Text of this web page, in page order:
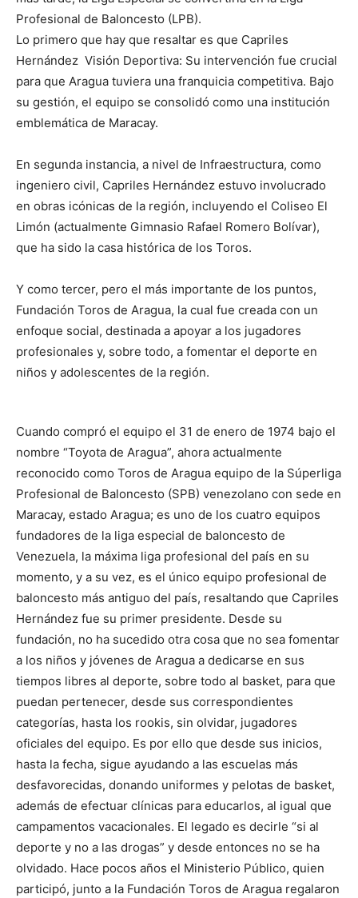
Profesional de Baloncesto (LPB).
Lo primero que hay que resaltar es que Capriles
Hernández Visión Deportiva: Su intervención fue crucial
para que Aragua tuviera una franquicia competitiva. Bajo
su gestión, el equipo se consolidó como una institución
emblemática de Maracay.
En segunda instancia, a nivel de Infraestructura, como
ingeniero civil, Capriles Hernández estuvo involucrado
en obras icónicas de la región, incluyendo el Coliseo El
Limón (actualmente Gimnasio Rafael Romero Bolívar),
que ha sido la casa histórica de los Toros.
Y como tercer, pero el más importante de los puntos,
Fundación Toros de Aragua, la cual fue creada con un
enfoque social, destinada a apoyar a los jugadores
profesionales y, sobre todo, a fomentar el deporte en
niños y adolescentes de la región.
Cuando compró el equipo el 31 de enero de 1974 bajo el
nombre “Toyota de Aragua”, ahora actualmente
reconocido como Toros de Aragua equipo de la Súperliga
Profesional de Baloncesto (SPB) venezolano con sede en
Maracay, estado Aragua; es uno de los cuatro equipos
fundadores de la liga especial de baloncesto de
Venezuela, la máxima liga profesional del país en su
momento, y a su vez, es el único equipo profesional de
baloncesto más antiguo del país, resaltando que Capriles
Hernández fue su primer presidente. Desde su
fundación, no ha sucedido otra cosa que no sea fomentar
a los niños y jóvenes de Aragua a dedicarse en sus
tiempos libres al deporte, sobre todo al basket, para que
puedan pertenecer, desde sus correspondientes
categorías, hasta los rookis, sin olvidar, jugadores
oficiales del equipo. Es por ello que desde sus inicios,
hasta la fecha, sigue ayudando a las escuelas más
desfavorecidas, donando uniformes y pelotas de basket,
además de efectuar clínicas para educarlos, al igual que
campamentos vacacionales. El legado es decirle “si al
deporte y no a las drogas” y desde entonces no se ha
olvidado. Hace pocos años el Ministerio Público, quien
participó, junto a la Fundación Toros de Aragua regalaron